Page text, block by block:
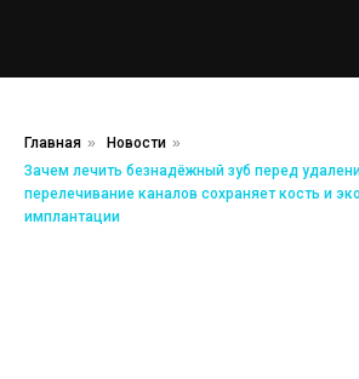
Главная » Новости »
Зачем лечить безнадёжный зуб перед
перелечивание каналов сохраняет кость и
имплантации